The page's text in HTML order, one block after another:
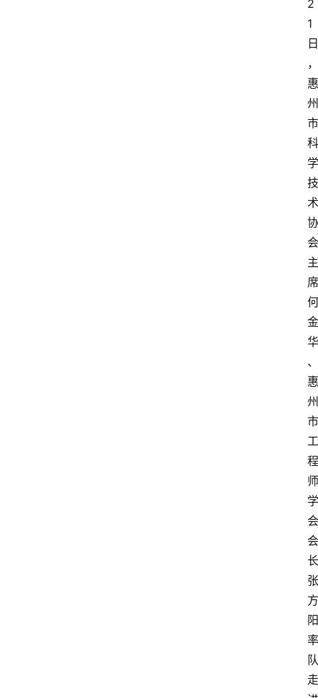
2
1
日
，
惠
州
市
科
学
技
术
协
会
主
席
何
金
华
、
惠
州
市
工
程
师
学
会
会
长
张
方
阳
率
队
走